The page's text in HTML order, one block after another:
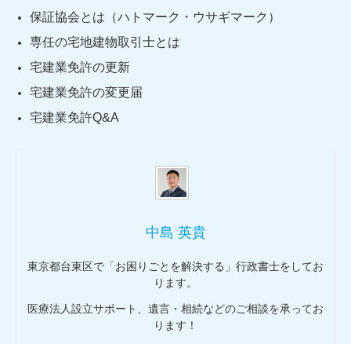
保証協会とは（ハトマーク・ウサギマーク）
専任の宅地建物取引士とは
宅建業免許の更新
宅建業免許の変更届
宅建業免許Q&A
中島 英貴
東京都台東区で「お困りごとを解決する」行政書士をしてお
ります。
医療法人設立サポート、遺言・相続などのご相談を承ってお
ります！